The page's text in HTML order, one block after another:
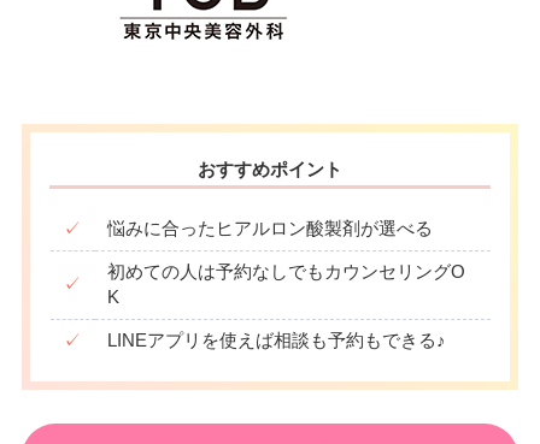
おすすめポイント
✓ 悩みに合ったヒアルロン酸製剤が選べる
✓
初めての人は予約なしでもカウンセリングO
K
✓ LINEアプリを使えば相談も予約もできる♪